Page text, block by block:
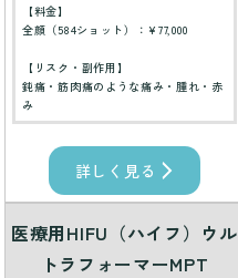
【料金】
全顔（584ショット）：¥77,000
【リスク・副作用】
鈍痛・筋肉痛のような痛み・腫れ・赤
み
詳しく見る
医療用HIFU（ハイフ）ウル
トラフォーマーMPT